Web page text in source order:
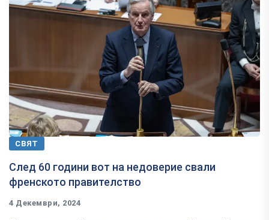
СВЯТ
След 60 години вот на недоверие свали
френското правителство
4 Декември, 2024